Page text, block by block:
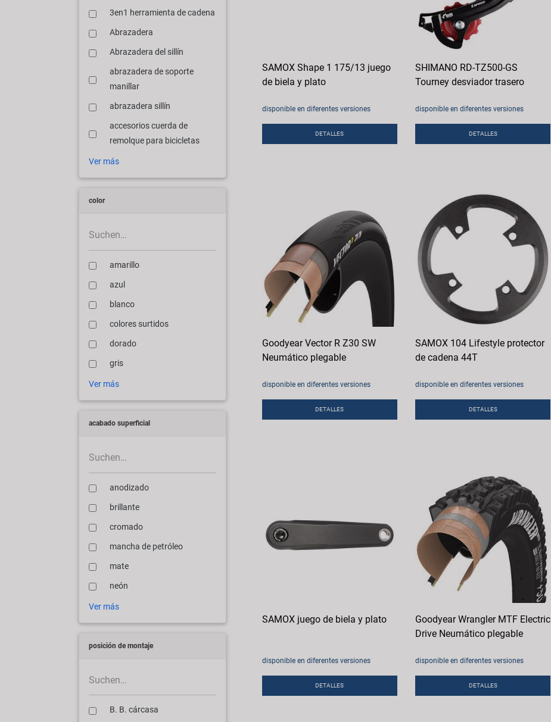
3en1 herramienta de cadena
Abrazadera
Abrazadera del sillín
abrazadera de soporte
manillar
abrazadera sillín
accesorios cuerda de
remolque para bicicletas
Ver más
color
amarillo
azul
blanco
colores surtidos
dorado
gris
Ver más
acabado superficial
anodizado
brillante
cromado
mancha de petróleo
mate
neón
Ver más
posición de montaje
B. B. cárcasa
SAMOX Shape 1 175/13 juego
de biela y plato
disponible en diferentes versiones
DETALLES
SHIMANO RD-TZ500-GS
Tourney desviador trasero
disponible en diferentes versiones
DETALLES
Goodyear Vector R Z30 SW
Neumático plegable
disponible en diferentes versiones
DETALLES
SAMOX 104 Lifestyle protector
de cadena 44T
disponible en diferentes versiones
DETALLES
SAMOX juego de biela y plato
disponible en diferentes versiones
DETALLES
Goodyear Wrangler MTF Electric
Drive Neumático plegable
disponible en diferentes versiones
DETALLES